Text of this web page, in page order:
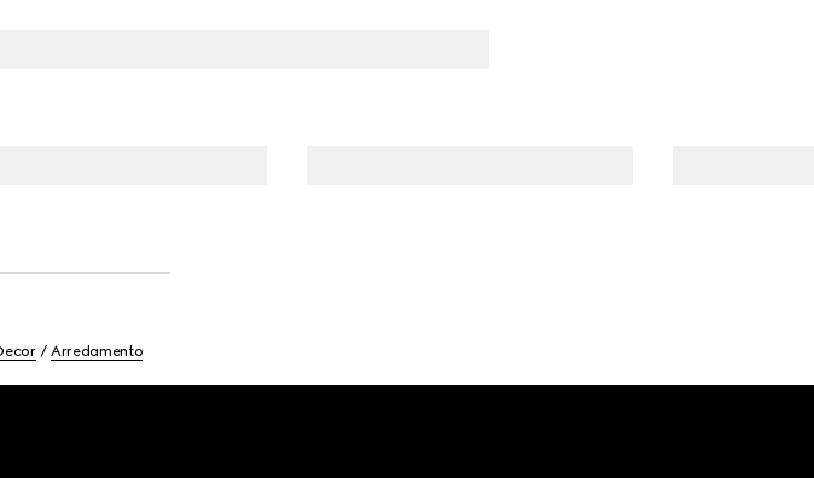
Arredamento